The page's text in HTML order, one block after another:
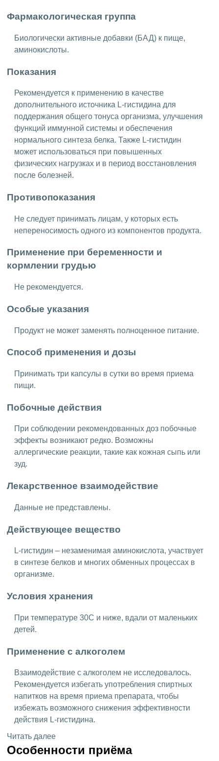
Фармакологическая группа
Биологически активные добавки (БАД) к пище,
аминокислоты.
Показания
Рекомендуется к применению в качестве
дополнительного источника L-гистидина для
поддержания общего тонуса организма, улучшения
функций иммунной системы и обеспечения
нормального синтеза белка. Также L-гистидин
может использоваться при повышенных
физических нагрузках и в период восстановления
после болезней.
Противопоказания
Не следует принимать лицам, у которых есть
непереносимость одного из компонентов продукта.
Применение при беременности и
кормлении грудью
Не рекомендуется.
Особые указания
Продукт не может заменять полноценное питание.
Способ применения и дозы
Принимать три капсулы в сутки во время приема
пищи.
Побочные действия
При соблюдении рекомендованных доз побочные
эффекты возникают редко. Возможны
аллергические реакции, такие как кожная сыпь или
зуд.
Лекарственное взаимодействие
Данные не представлены.
Действующее вещество
L-гистидин – незаменимая аминокислота, участвует
в синтезе белков и многих обменных процессах в
организме.
Условия хранения
При температуре 30C и ниже, вдали от маленьких
детей.
Применение с алкоголем
Взаимодействие с алкоголем не исследовалось.
Рекомендуется избегать употребления спиртных
напитков на время приема препарата, чтобы
избежать возможного снижения эффективности
действия L-гистидина.
Читать далее
Особенности приёма